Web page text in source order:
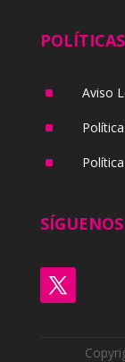
^ Aviso
^
^
SÍGUENOS